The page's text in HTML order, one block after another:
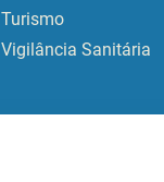
Turismo
Vigilância Sanitária